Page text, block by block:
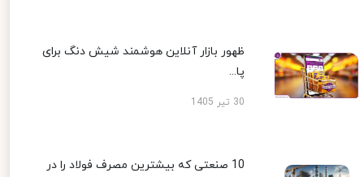
ظهور بازار آنلاین هوشمند شیش دنگ برای
پا...
30 تیر 1405
10 صنعتی که بیشترین مصرف فولاد را در